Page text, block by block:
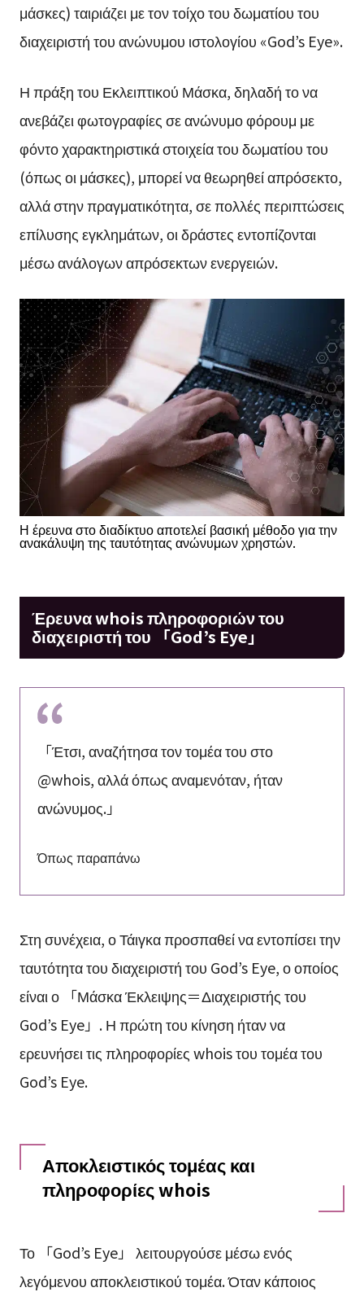
μάσκες) ταιριάζει με τον τοίχο του δωματίου του
διαχειριστή του ανώνυμου ιστολογίου «God’s Eye».
Η πράξη του Εκλειπτικού Μάσκα, δηλαδή το να
ανεβάζει φωτογραφίες σε ανώνυμο φόρουμ με
φόντο χαρακτηριστικά στοιχεία του δωματίου του
(όπως οι μάσκες), μπορεί να θεωρηθεί απρόσεκτο,
αλλά στην πραγματικότητα, σε πολλές περιπτώσεις
επίλυσης εγκλημάτων, οι δράστες εντοπίζονται
μέσω ανάλογων απρόσεκτων ενεργειών.
Η έρευνα στο διαδίκτυο αποτελεί βασική μέθοδο για την
ανακάλυψη της ταυτότητας ανώνυμων χρηστών.
Έρευνα whois πληροφοριών του
διαχειριστή του 「God’s Eye」
「Έτσι, αναζήτησα τον τομέα του στο
@whois, αλλά όπως αναμενόταν, ήταν
ανώνυμος.」
Όπως παραπάνω
Στη συνέχεια, ο Τάιγκα προσπαθεί να εντοπίσει την
ταυτότητα του διαχειριστή του God’s Eye, ο οποίος
είναι ο 「Μάσκα Έκλειψης＝Διαχειριστής του
God’s Eye」. Η πρώτη του κίνηση ήταν να
ερευνήσει τις πληροφορίες whois του τομέα του
God’s Eye.
Αποκλειστικός τομέας και
πληροφορίες whois
Το 「God’s Eye」 λειτουργούσε μέσω ενός
λεγόμενου αποκλειστικού τομέα. Όταν κάποιος